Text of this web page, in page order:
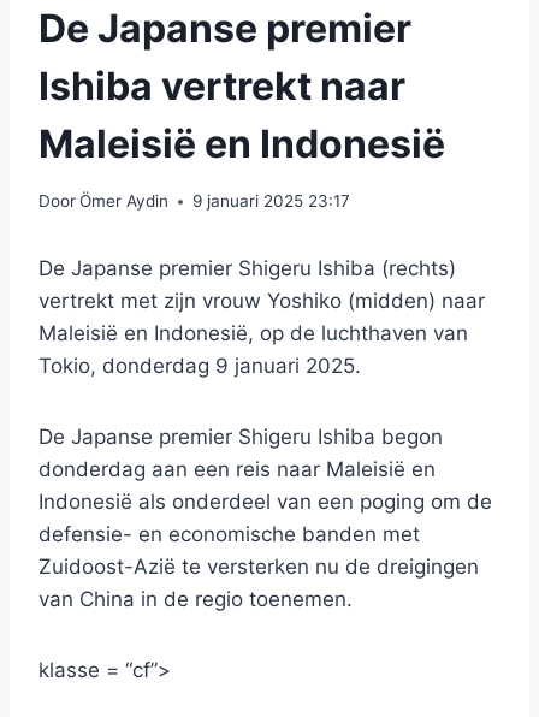
De Japanse premier
Ishiba vertrekt naar
Maleisië en Indonesië
DoorÖmer Aydin 9 januari 2025 23:17
De Japanse premier Shigeru Ishiba (rechts)
vertrekt met zijn vrouw Yoshiko (midden) naar
Maleisië en Indonesië, op de luchthaven van
Tokio, donderdag 9 januari 2025.
De Japanse premier Shigeru Ishiba begon
donderdag aan een reis naar Maleisië en
Indonesië als onderdeel van een poging om de
defensie- en economische banden met
Zuidoost-Azië te versterken nu de dreigingen
van China in de regio toenemen.
klasse = “cf”>